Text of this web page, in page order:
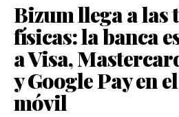
Bizum llega a las
físicas: la banca
a Visa,
y Google Pay en
móvil